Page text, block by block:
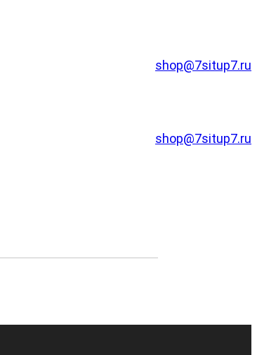
shop@7situp7.ru
shop@7situp7.ru